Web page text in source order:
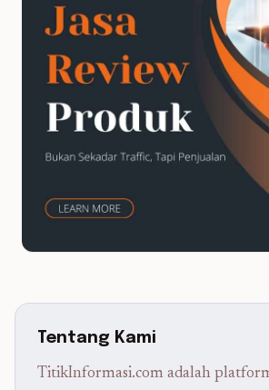
Tentang Kami
TitikInformasi.com adalah